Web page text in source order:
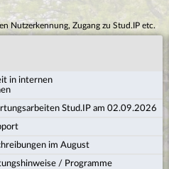
Nutzerkennung, Zugang zu Stud.IP etc.
in internen
Stud.IP am 02.09.2026
im August
/ Programme